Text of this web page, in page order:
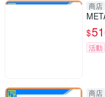
商店
$
活動
商店